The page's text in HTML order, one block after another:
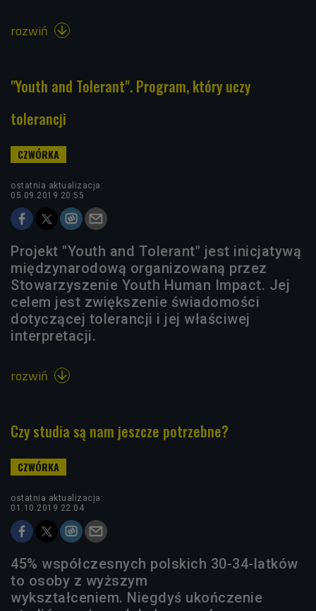
rozwiń 
"Youth and Tolerant". Program, który uczy
tolerancji
ostatnia aktualizacja:
05.09.2019 20:55
Projekt "Youth and Tolerant" jest inicjatywą
międzynarodową organizowaną przez
Stowarzyszenie Youth Human Impact. Jej
celem jest zwiększenie świadomości
dotyczącej tolerancji i jej właściwej
interpretacji.
rozwiń 
Czy studia są nam jeszcze potrzebne?
ostatnia aktualizacja:
01.10.2019 22:04
45% współczesnych polskich 30-34-latków
to osoby z wyższym
wykształceniem. Niegdyś ukończenie